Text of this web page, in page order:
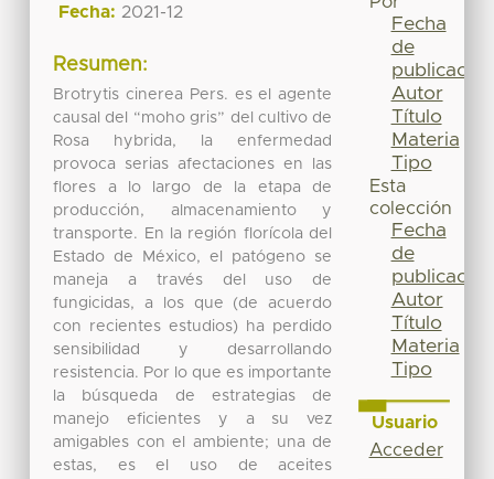
Fecha: 2021-12
Resumen:
Brotrytis cinerea Pers. es el agente
causal del “moho gris” del cultivo de
Rosa hybrida, la enfermedad
provoca serias afectaciones en las
flores a lo largo de la etapa de
producción, almacenamiento y
transporte. En la región florícola del
Estado de México, el patógeno se
maneja a través del uso de
fungicidas, a los que (de acuerdo
con recientes estudios) ha perdido
sensibilidad y desarrollando
resistencia. Por lo que es importante
la búsqueda de estrategias de
manejo eficientes y a su vez
amigables con el ambiente; una de
estas, es el uso de aceites
Fecha
de
publicación
Autor
Título
Materia
Tipo
Esta
colección
Fecha
de
publicación
Autor
Título
Materia
Tipo
Usuario
Acceder